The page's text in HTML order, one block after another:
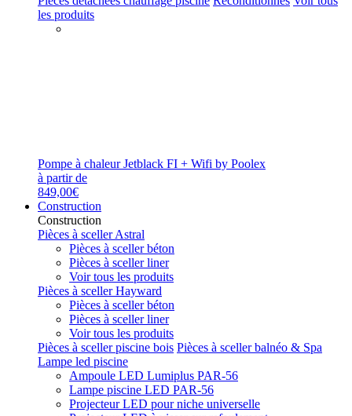
les produits
Pompe à chaleur Jetblack FI + Wifi by Poolex
à partir de
849,00€
Construction
Construction
Pièces à sceller Astral
Pièces à sceller béton
Pièces à sceller liner
Voir tous les produits
Pièces à sceller Hayward
Pièces à sceller béton
Pièces à sceller liner
Voir tous les produits
Pièces à sceller piscine bois Pièces à sceller balnéo & Spa
Lampe led piscine
Ampoule LED Lumiplus PAR-56
Lampe piscine LED PAR-56
Projecteur LED pour niche universelle